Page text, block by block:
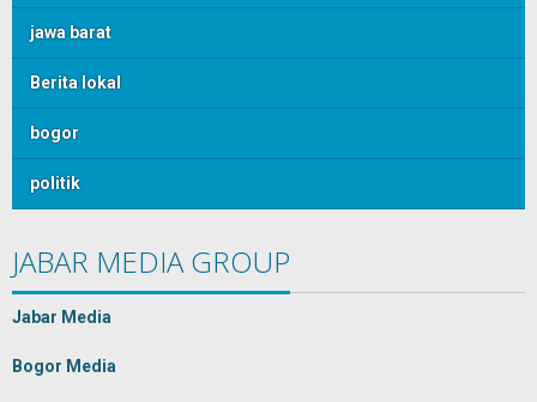
jawa barat
Berita lokal
bogor
politik
JABAR MEDIA GROUP
Jabar Media
Bogor Media